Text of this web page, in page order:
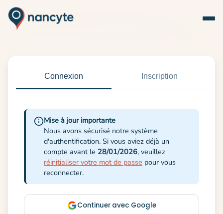
Connexion Inscription
Mise à jour importante
Nous avons sécurisé notre système
d'authentification. Si vous aviez déjà un
compte avant le 28/01/2026, veuillez
réinitialiser votre mot de passe pour vous
reconnecter.
Continuer avec Google